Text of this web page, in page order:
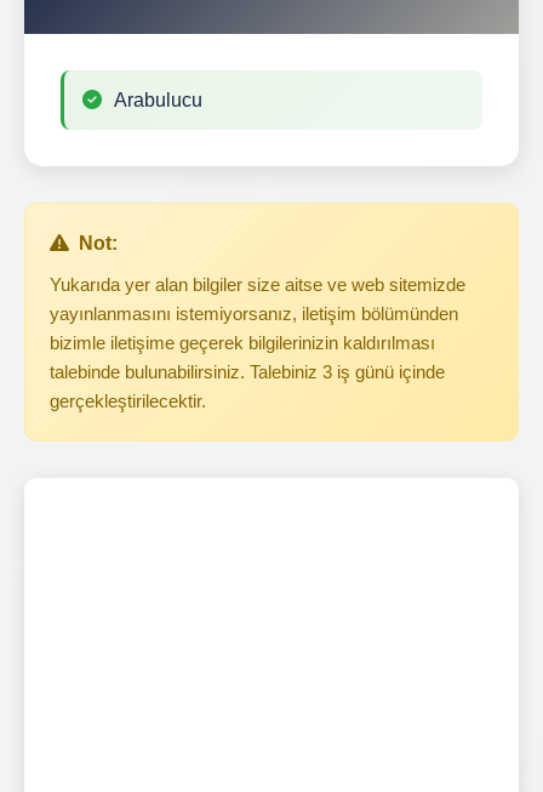
Arabulucu
Not:
Yukarıda yer alan bilgiler size aitse ve web sitemizde
yayınlanmasını istemiyorsanız, iletişim bölümünden
bizimle iletişime geçerek bilgilerinizin kaldırılması
talebinde bulunabilirsiniz. Talebiniz 3 iş günü içinde
gerçekleştirilecektir.